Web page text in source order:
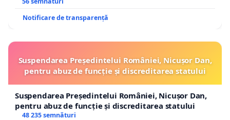
Notificare de transparență
Suspendarea Președintelui României, Nicușor Dan,
pentru abuz de funcție și discreditarea statului
Suspendarea Președintelui României, Nicușor Dan,
pentru abuz de funcție și discreditarea statului
48 235 semnături